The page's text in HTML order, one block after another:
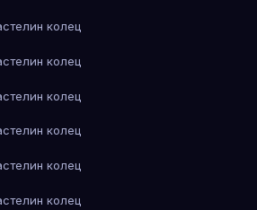
колец
колец
колец
колец
колец
колец